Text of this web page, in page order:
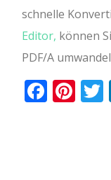
schnelle
Editor, können
PDF/A